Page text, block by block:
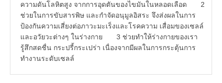
ความดันโลหิตสูง จากการอุดตันของไขมันในหลอดเลือด 2
ช่วยในการขับสารพิษ และกำจัดอนุมูลอิสระ จึงส่งผลในการ
ป้องกันความเสี่ยงต่อภาวะมะเร็งและโรคความ เสื่อมของเซลล์
และอวัยวะต่างๆ ในร่างกาย 3 ช่วยทำให้ร่างกายของเรา
รู้สึกสดชื่น กระปรี้กระเปร่า เนื่องจากมีผลในการกระตุ้นการ
ทำงานระดับเซลล์